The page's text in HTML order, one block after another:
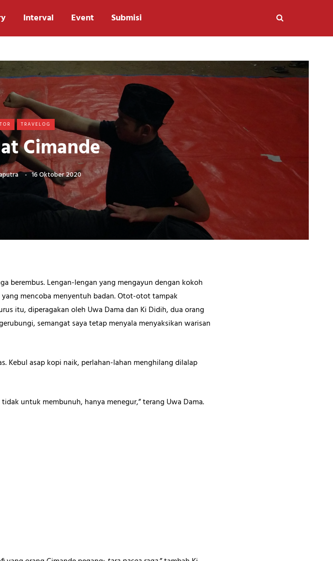
Interval Event Submisi
TRAVELOG
Cimande
16 Oktober 2020
berembus. Lengan-lengan yang mengayun dengan kokoh
mencoba menyentuh badan. Otot-otot tampak
itu, diperagakan oleh Uwa Dama dan Ki Didih, dua orang
semangat saya tetap menyala menyaksikan warisan
Kebul asap kopi naik, perlahan-lahan menghilang dilalap
untuk membunuh, hanya menegur,” terang Uwa Dama.